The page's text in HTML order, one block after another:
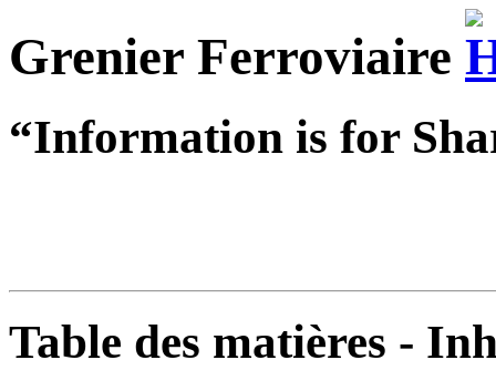
Grenier Ferroviaire
“Information is for
Table des matières -